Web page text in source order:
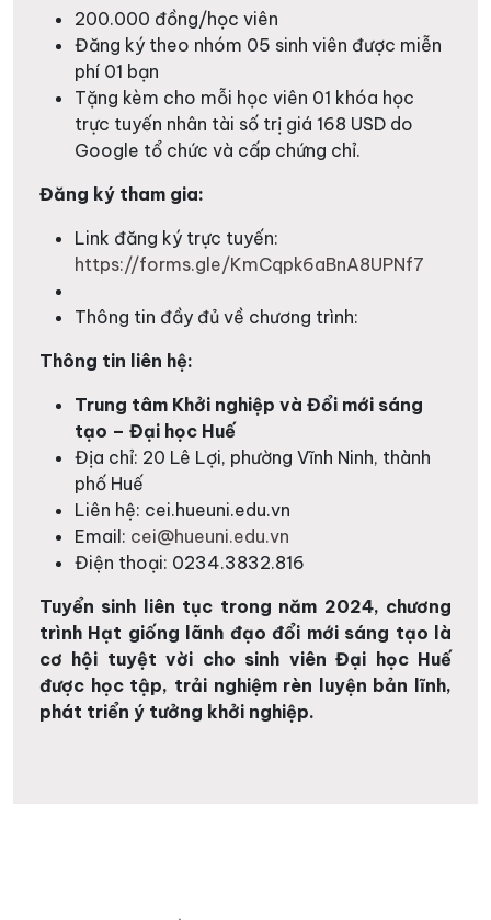
200.000 đồng/học viên
Đăng ký theo nhóm 05 sinh viên được miễn
phí 01 bạn
Tặng kèm cho mỗi học viên 01 khóa học
trực tuyến nhân tài số trị giá 168 USD do
Google tổ chức và cấp chứng chỉ.
Đăng ký tham gia:
Link đăng ký trực tuyến:
https://forms.gle/KmCqpk6aBnA8UPNf7
Thông tin đầy đủ về chương trình:
Thông tin liên hệ:
Trung tâm Khởi nghiệp và Đổi mới sáng
tạo – Đại học Huế
Địa chỉ: 20 Lê Lợi, phường Vĩnh Ninh, thành
phố Huế
Liên hệ: cei.hueuni.edu.vn
Email: cei@hueuni.edu.vn
Điện thoại: 0234.3832.816
Tuyển sinh liên tục trong năm 2024, chương
trình Hạt giống lãnh đạo đổi mới sáng tạo là
cơ hội tuyệt vời cho sinh viên Đại học Huế
được học tập, trải nghiệm rèn luyện bản lĩnh,
phát triển ý tưởng khởi nghiệp.